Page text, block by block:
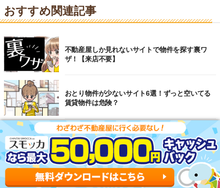
おすすめ関連記事
不動産屋しか見れないサイトで物件を探す裏ワ
ザ！【来店不要】
おとり物件が少ないサイト6選！ずっと空いてる
賃貸物件は危険？
東京のおすすめ不動産会社ランキングTOP10を大
公開！
【2026年】仲介手数料が安い不動産会社ランキン